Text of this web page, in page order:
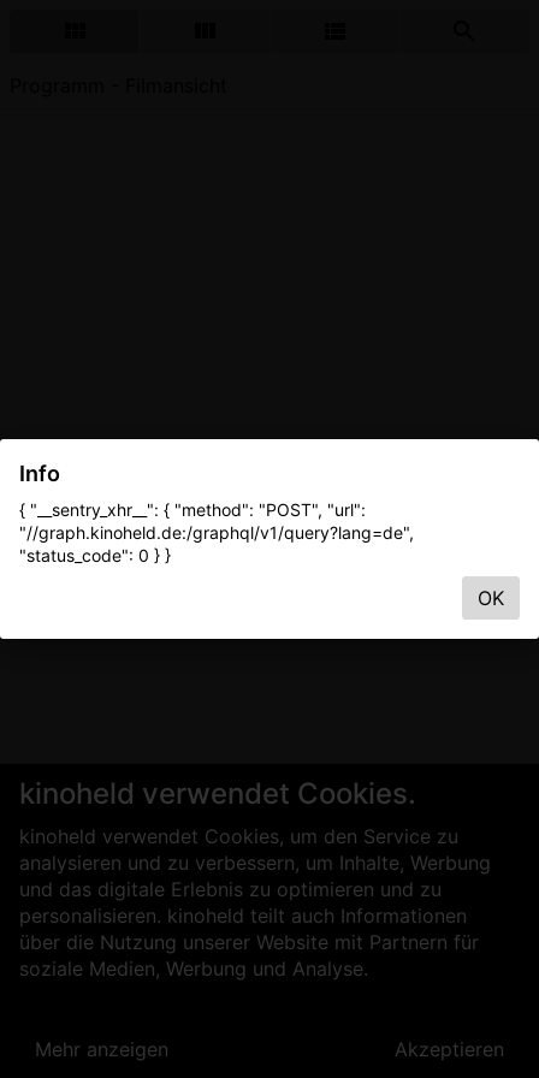
kinoheld verwendet Cookies.
kinoheld verwendet Cookies, um den Service zu
analysieren und zu verbessern, um Inhalte, Werbung
und das digitale Erlebnis zu optimieren und zu
personalisieren. kinoheld teilt auch Informationen
über die Nutzung unserer Website mit Partnern für
soziale Medien, Werbung und Analyse.
Mehr anzeigen Akzeptieren
Info
{ "__sentry_xhr__": { "method": "POST", "url":
"//graph.kinoheld.de:/graphql/v1/query?lang=de",
"status_code": 0 } }
OK